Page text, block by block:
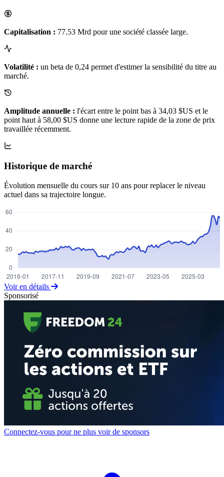
Capitalisation : 77.53 Mrd pour une société classée large.
Volatilité : un beta de 0,24 permet d'estimer la sensibilité du titre au
marché.
Amplitude annuelle : l'écart entre le point bas à 34,03 $US et le
point haut à 58,00 $US donne une lecture rapide de la zone de prix
travaillée récemment.
Historique de marché
Évolution mensuelle du cours sur 10 ans pour replacer le niveau
actuel dans sa trajectoire longue.
Voir en détails
Sponsorisé
Connectez-vous pour ne plus voir de sponsors